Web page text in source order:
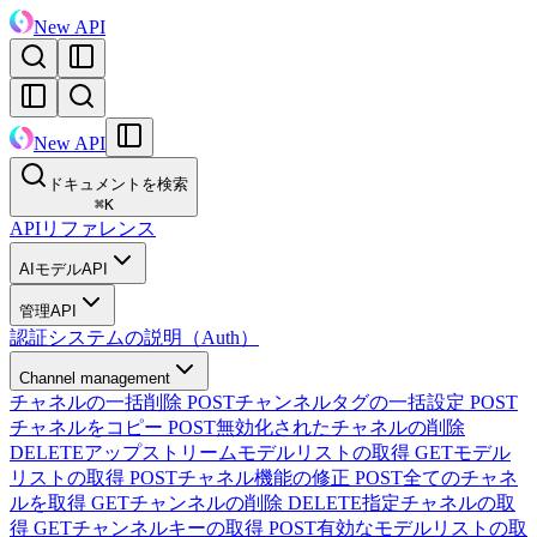
New API
New API
ドキュメントを検索
⌘K
APIリファレンス
AIモデルAPI
管理API
認証システムの説明（Auth）
Channel management
チャネルの一括削除 POSTチャンネルタグの一括設定 POST
チャネルをコピー POST無効化されたチャネルの削除
DELETEアップストリームモデルリストの取得 GETモデル
リストの取得 POSTチャネル機能の修正 POST全てのチャネ
ルを取得 GETチャンネルの削除 DELETE指定チャネルの取
得 GETチャンネルキーの取得 POST有効なモデルリストの取